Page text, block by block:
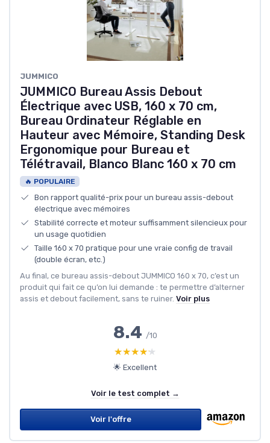
JUMMICO
JUMMICO Bureau Assis Debout
Électrique avec USB, 160 x 70 cm,
Bureau Ordinateur Réglable en
Hauteur avec Mémoire, Standing Desk
Ergonomique pour Bureau et
Télétravail, Blanco Blanc 160 x 70 cm
🔥 POPULAIRE
Bon rapport qualité-prix pour un bureau assis-debout
électrique avec mémoires
Stabilité correcte et moteur suffisamment silencieux pour
un usage quotidien
Taille 160 x 70 pratique pour une vraie config de travail
(double écran, etc.)
Au final, ce bureau assis-debout JUMMICO 160 x 70, c’est un
produit qui fait ce qu’on lui demande : te permettre d’alterner
assis et debout facilement, sans te ruiner. Voir plus
8.4 /10
★★★★★
★★★★★
🌟 Excellent
Voir le test complet →
Voir l'offre